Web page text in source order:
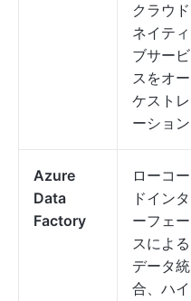
クラウド
ネイティ
ブサービ
スをオー
ケストレ
ーション
Azure
Data
Factory
ローコー
ドインタ
ーフェー
スによる
データ統
合、ハイ